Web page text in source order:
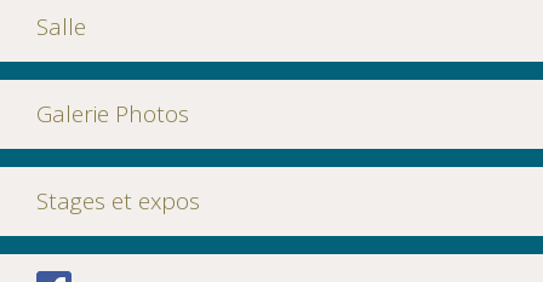
Salle
Galerie Photos
Stages et expos